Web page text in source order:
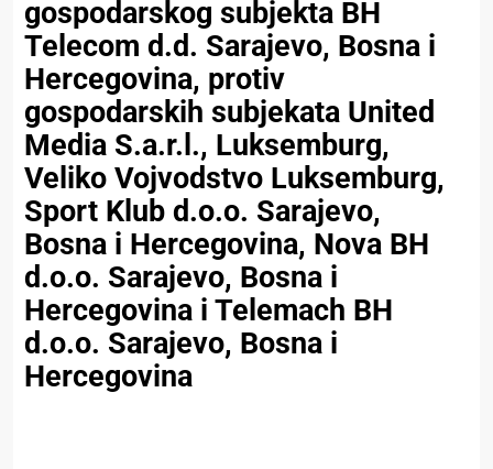
gospodarskog subjekta BH
Telecom d.d. Sarajevo, Bosna i
Hercegovina, protiv
gospodarskih subjekata United
Media S.a.r.l., Luksemburg,
Veliko Vojvodstvo Luksemburg,
Sport Klub d.o.o. Sarajevo,
Bosna i Hercegovina, Nova BH
d.o.o. Sarajevo, Bosna i
Hercegovina i Telemach BH
d.o.o. Sarajevo, Bosna i
Hercegovina